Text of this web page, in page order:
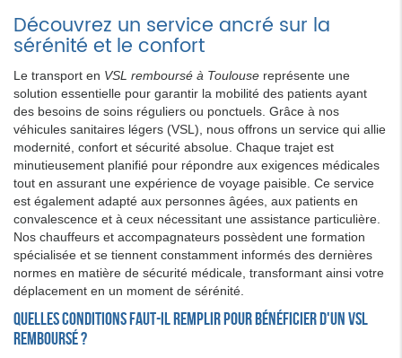
Découvrez un service ancré sur la
sérénité et le confort
Le transport en VSL remboursé à Toulouse représente une
solution essentielle pour garantir la mobilité des patients ayant
des besoins de soins réguliers ou ponctuels. Grâce à nos
véhicules sanitaires légers (VSL), nous offrons un service qui allie
modernité, confort et sécurité absolue. Chaque trajet est
minutieusement planifié pour répondre aux exigences médicales
tout en assurant une expérience de voyage paisible. Ce service
est également adapté aux personnes âgées, aux patients en
convalescence et à ceux nécessitant une assistance particulière.
Nos chauffeurs et accompagnateurs possèdent une formation
spécialisée et se tiennent constamment informés des dernières
normes en matière de sécurité médicale, transformant ainsi votre
déplacement en un moment de sérénité.
Quelles conditions faut-il remplir pour bénéficier d'un VSL
remboursé ?